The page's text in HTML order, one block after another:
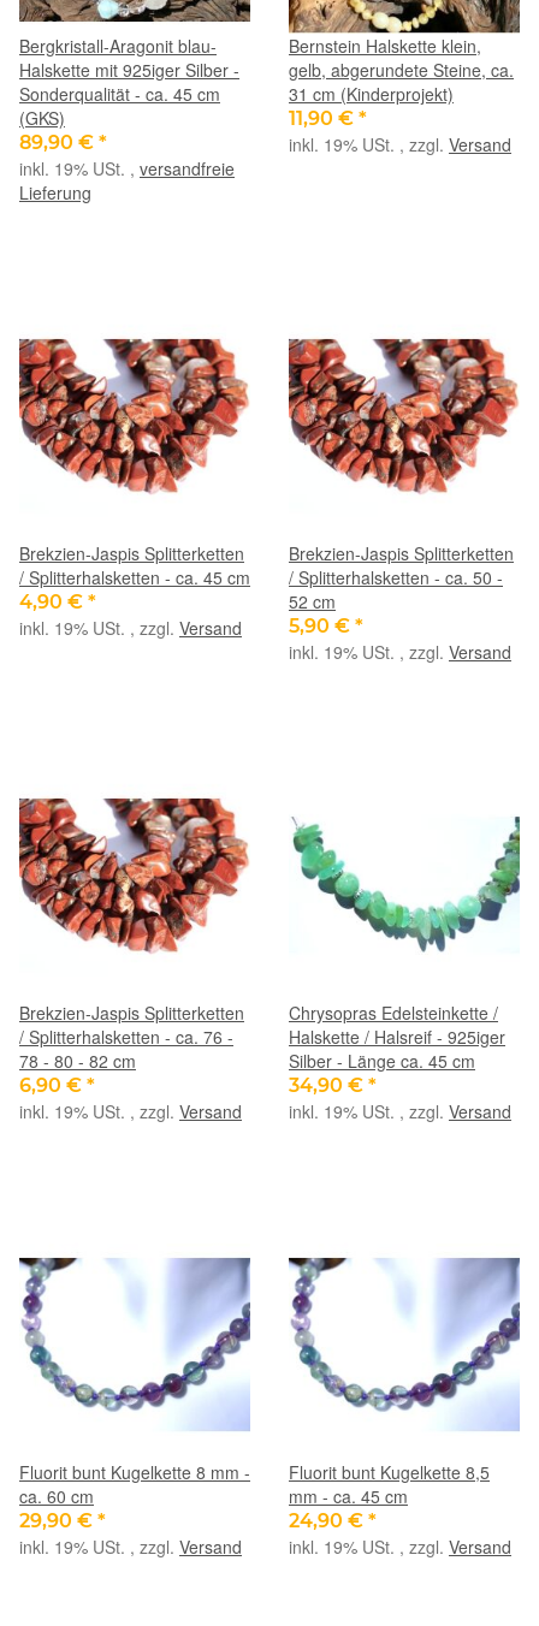
Bergkristall-Aragonit blau-
Halskette mit 925iger Silber -
Sonderqualität - ca. 45 cm
(GKS)
89,90 € *
inkl. 19% USt. , versandfreie
Lieferung
Bernstein Halskette klein,
gelb, abgerundete Steine, ca.
31 cm (Kinderprojekt)
11,90 € *
inkl. 19% USt. , zzgl. Versand
Brekzien-Jaspis Splitterketten
/ Splitterhalsketten - ca. 45 cm
4,90 € *
inkl. 19% USt. , zzgl. Versand
Brekzien-Jaspis Splitterketten
/ Splitterhalsketten - ca. 50 -
52 cm
5,90 € *
inkl. 19% USt. , zzgl. Versand
Brekzien-Jaspis Splitterketten
/ Splitterhalsketten - ca. 76 -
78 - 80 - 82 cm
6,90 € *
inkl. 19% USt. , zzgl. Versand
Chrysopras Edelsteinkette /
Halskette / Halsreif - 925iger
Silber - Länge ca. 45 cm
34,90 € *
inkl. 19% USt. , zzgl. Versand
Fluorit bunt Kugelkette 8 mm -
ca. 60 cm
29,90 € *
inkl. 19% USt. , zzgl. Versand
Fluorit bunt Kugelkette 8,5
mm - ca. 45 cm
24,90 € *
inkl. 19% USt. , zzgl. Versand